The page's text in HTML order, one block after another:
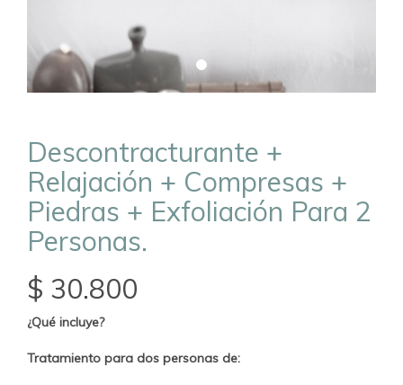
Descontracturante +
Relajación + Compresas +
Piedras + Exfoliación Para 2
Personas.
$ 30.800
¿Qué incluye?
Tratamiento para dos personas de: